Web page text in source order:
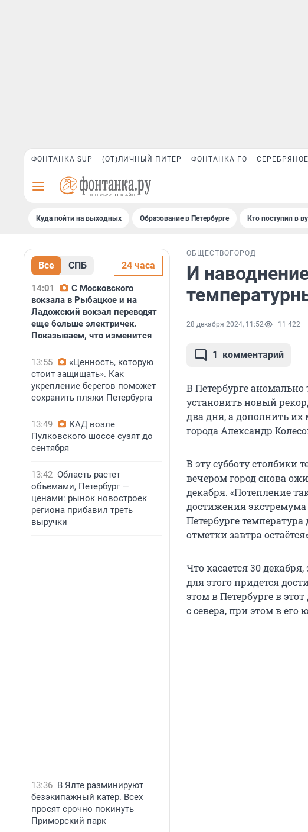
ФОНТАНКА SUP (ОТ)ЛИЧНЫЙ ПИТЕР ФОНТАНКА ГО
Куда пойти на выходных Образование в Петербурге Кто поступил в
Все СПБ 24 часа
14:01
С Московского
вокзала в Рыбацкое и на
Ладожский вокзал переводят
еще больше электричек.
Показываем, что изменится
13:55
«Ценность, которую
стоит защищать». Как
укрепление берегов поможет
сохранить пляжи Петербурга
13:49
КАД возле
Пулковского шоссе сузят до
сентября
13:42 Область растет
объемами, Петербург —
ценами: рынок новостроек
региона прибавил треть
выручки
13:36 В Ялте разминируют
безэкипажный катер. Всех
просят срочно покинуть
Приморский парк
ОБЩЕСТВО ГОРОД
И
28 декабря 2024, 11:52 11 422
1 комментарий
В Петербурге
установить новый
два дня, а дополнить их
города Александр
В эту субботу столбики
вечером город снова
декабря. «Потепление
достижения экстремума
Петербурге
отметки завтра
Что касается 30
для этого придется
этом в Петербурге в
с севера, при этом в